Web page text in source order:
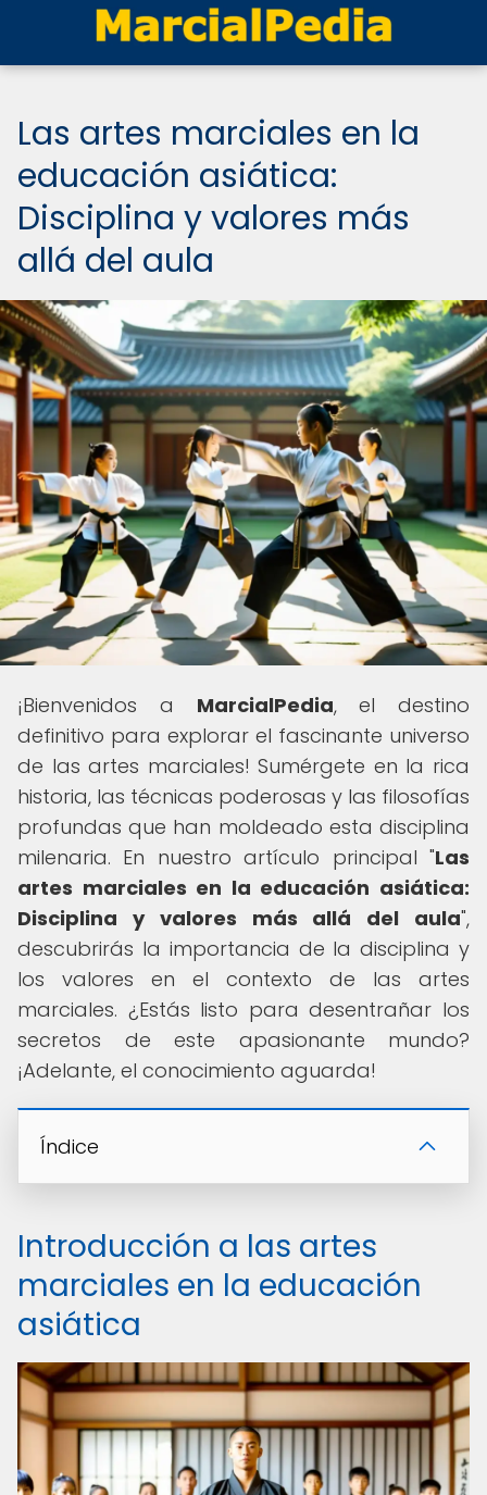
Las artes marciales en la
educación asiática:
Disciplina y valores más
allá del aula
¡Bienvenidos a MarcialPedia, el destino
definitivo para explorar el fascinante universo
de las artes marciales! Sumérgete en la rica
historia, las técnicas poderosas y las filosofías
profundas que han moldeado esta disciplina
milenaria. En nuestro artículo principal "Las
artes marciales en la educación asiática:
Disciplina y valores más allá del aula",
descubrirás la importancia de la disciplina y
los valores en el contexto de las artes
marciales. ¿Estás listo para desentrañar los
secretos de este apasionante mundo?
¡Adelante, el conocimiento aguarda!
Índice
Introducción a las artes
marciales en la educación
asiática